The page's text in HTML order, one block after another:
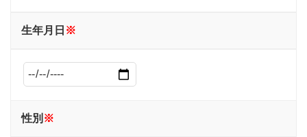
生年月日 ※
性別 ※